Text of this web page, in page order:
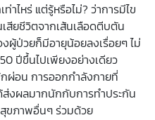
าไหร่ แต่รู้หรือไม่? ว่าการมีไข
สียชีวิตจากเส้นเลือดตีบตัน
ผู้ป่วยก็มีอายุน้อยลงเรื่อยๆ ไม่
ปีขึ้นไปเพียงอย่างเดียว
ผ่อน การออกกำลังกายที่
ส่งผลมากนักกับการทำประกัน
ขภาพอื่นๆ ร่วมด้วย